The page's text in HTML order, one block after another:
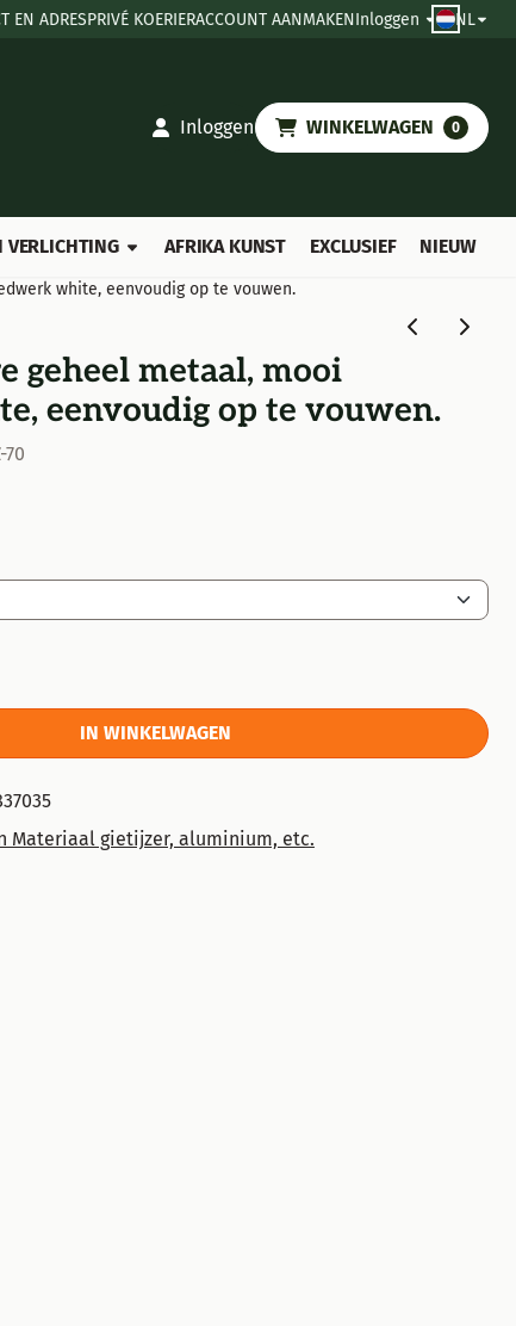
EN ADRESPRIVÉ KOERIERACCOUNT AANMAKENInloggen NL
Inloggen WINKELWAGEN 0
VERLICHTING AFRIKA KUNST EXCLUSIEF NIEUW
white, eenvoudig op te vouwen.
geheel metaal, mooi
eenvoudig op te vouwen.
IN WINKELWAGEN
Materiaal gietijzer, aluminium, etc.